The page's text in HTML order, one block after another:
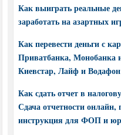
Как выиграть реальные
заработать на азартных
Как перевести деньги с
Приватбанка, Монобанка
Киевстар, Лайф и
Как сдать отчет в
Сдача отчетности
инструкция для ФОП и